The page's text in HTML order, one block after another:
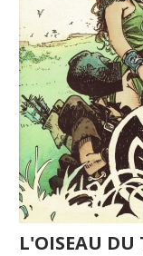
L'OISEAU DU